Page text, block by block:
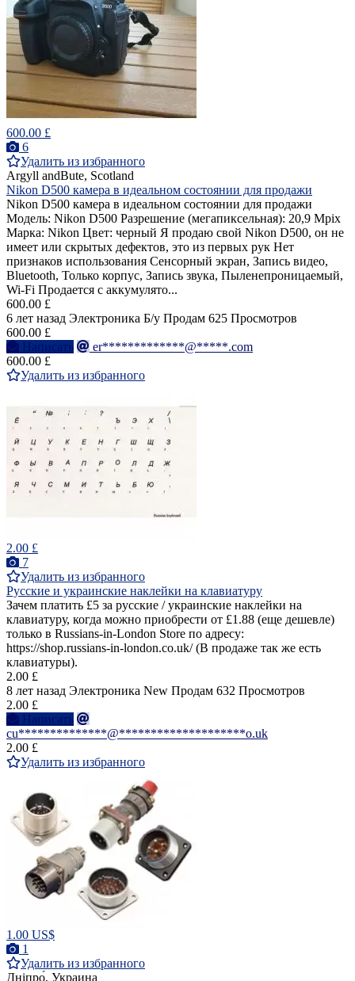
600.00 £
6
Удалить из избранного
Argyll andBute, Scotland
Nikon D500 камера в идеальном состоянии для продажи
Nikon D500 камера в идеальном состоянии для продажи
Модель: Nikon D500 Разрешение (мегапиксельная): 20,9 Mpix
Марка: Nikon Цвет: черный Я продаю свой Nikon D500, он не
имеет или скрытых дефектов, это из первых рук Нет
признаков использования Сенсорный экран, Запись видео,
Bluetooth, Только корпус, Запись звука, Пыленепроницаемый,
Wi-Fi Продается с аккумулято...
600.00 £
6 лет назад Электроника Б/у Продам 625 Просмотров
600.00 £
Написать
er*************@*****.com
600.00 £
Удалить из избранного
2.00 £
7
Удалить из избранного
Русские и украинские наклейки на клавиатуру
Зачем платить £5 за русские / украинские наклейки на
клавиатуру, когда можно приобрести от £1.88 (еще дешевле)
только в Russians-in-London Store по адресу:
https://shop.russians-in-london.co.uk/ (В продаже так же есть
клавиатуры).
2.00 £
8 лет назад Электроника New Продам 632 Просмотров
2.00 £
Написать
cu**************@********************o.uk
2.00 £
Удалить из избранного
1.00 US$
1
Удалить из избранного
Дніпро́, Украина